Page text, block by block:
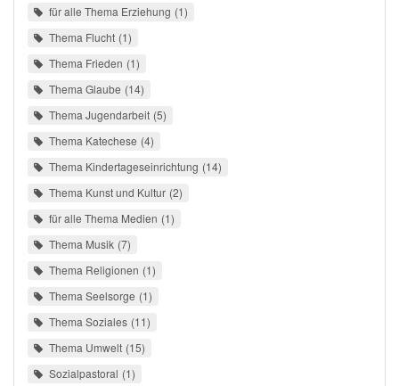
für alle Thema Erziehung 1
Thema Flucht 1
Thema Frieden 1
Thema Glaube 14
Thema Jugendarbeit 5
Thema Katechese 4
Thema Kindertageseinrichtung 14
Thema Kunst und Kultur 2
für alle Thema Medien 1
Thema Musik 7
Thema Religionen 1
Thema Seelsorge 1
Thema Soziales 11
Thema Umwelt 15
Sozialpastoral 1